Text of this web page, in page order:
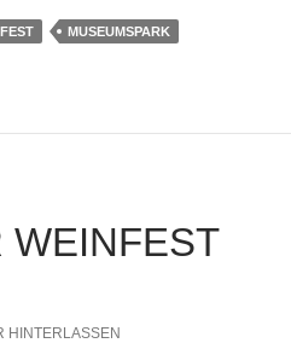
MUSEUMSPARK
WEINFEST
HINTERLASSEN